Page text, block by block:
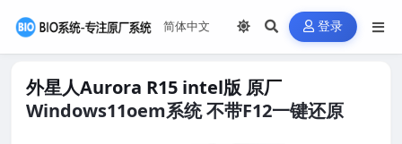
登录
外星人Aurora R15 intel版 原厂
Windows11oem系统 不带F12一键还原